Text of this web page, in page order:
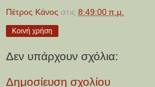
Πέτρος Κάνος στις 8:49:00 π.μ.
Κοινή χρήση
Δεν υπάρχουν σχόλια:
Δημοσίευση σχολίου